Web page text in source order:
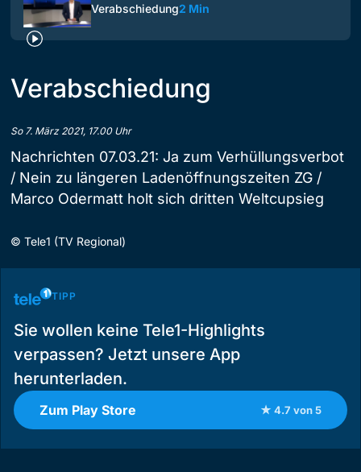
Verabschiedung2 Min
Verabschiedung
So 7. März 2021, 17.00 Uhr
Nachrichten 07.03.21: Ja zum Verhüllungsverbot
/ Nein zu längeren Ladenöffnungszeiten ZG /
Marco Odermatt holt sich dritten Weltcupsieg
© Tele1 (TV Regional)
TIPP
Sie wollen keine Tele1-Highlights
verpassen? Jetzt unsere App
herunterladen.
Zum Play Store ★ 4.7 von 5